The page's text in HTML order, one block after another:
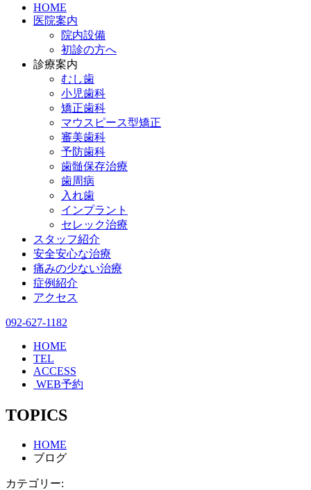
HOME
医院案内
院内設備
初診の方へ
診療案内
むし歯
小児歯科
矯正歯科
マウスピース型矯正
審美歯科
予防歯科
歯髄保存治療
歯周病
入れ歯
インプラント
セレック治療
スタッフ紹介
安全安心な治療
痛みの少ない治療
症例紹介
アクセス
092-627-1182
HOME
TEL
ACCESS
WEB予約
TOPICS
HOME
ブログ
カテゴリー: